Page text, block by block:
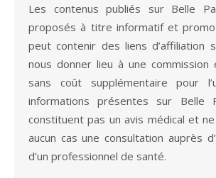
Les contenus publiés sur Belle
proposés à titre informatif et
peut contenir des liens d’affiliation
nous donner lieu à une commission
sans coût supplémentaire pour
informations présentes sur Belle
constituent pas un avis médical et
aucun cas une consultation auprès
d’un professionnel de santé.